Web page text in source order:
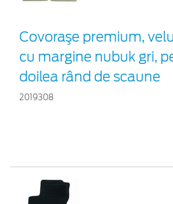
Covoraşe premium,
cu margine nubuk gri,
doilea rând de scaune
2019308